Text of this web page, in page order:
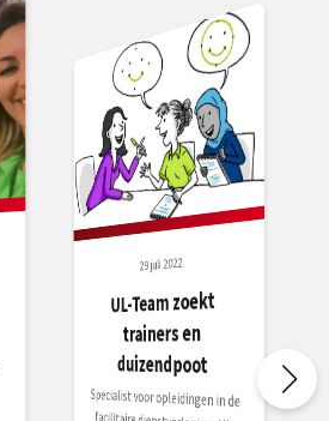
29 juli 2022
UL-Team zoekt
trainers en
duizendpoot
Specialist voor opleidingen in de
facilitaire dienstverlening, UL-
Team, is op zoek naar trainers en
nog een extra collega voor op
kantoor. Bekijk hieronder de
verschillende vacatures. Wil je